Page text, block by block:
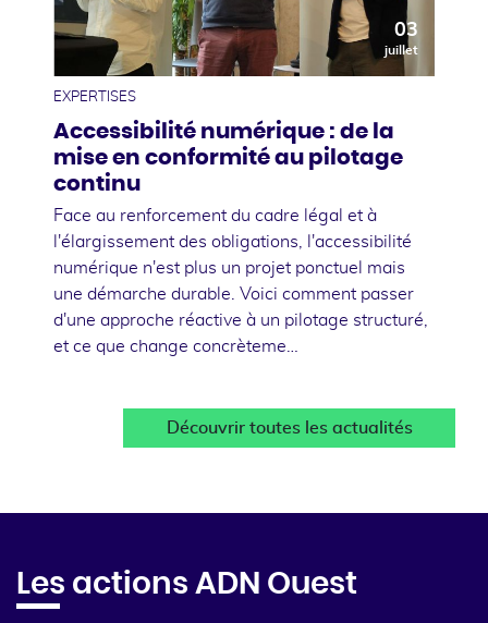
03
juillet
EXPERTISES
Accessibilité numérique : de la
mise en conformité au pilotage
continu
Face au renforcement du cadre légal et à
l'élargissement des obligations, l'accessibilité
numérique n'est plus un projet ponctuel mais
une démarche durable. Voici comment passer
d'une approche réactive à un pilotage structuré,
et ce que change concrèteme…
Découvrir toutes les actualités
Les actions ADN Ouest